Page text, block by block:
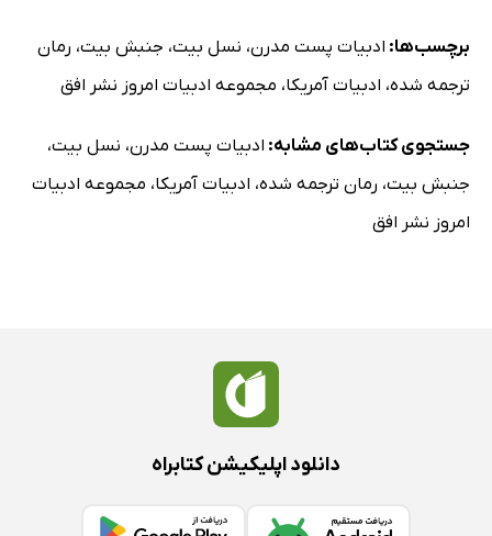
برچسب‌ها: ادبیات پست مدرن، نسل بیت، جنبش بیت، رمان
ترجمه شده، ادبیات آمریکا، مجموعه ادبیات امروز نشر افق
جستجوی کتاب‌های مشابه: ادبیات پست مدرن، نسل بیت،
جنبش بیت، رمان ترجمه شده، ادبیات آمریکا، مجموعه ادبیات
امروز نشر افق
دانلود اپلیکیشن کتابراه